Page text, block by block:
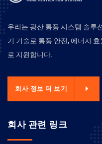
우리는 광산 통풍 시스템 솔루
기 기술로 통풍 안전, 에너지
로 지원합니다.
회사 정보 더 보기
회사 관련 링크